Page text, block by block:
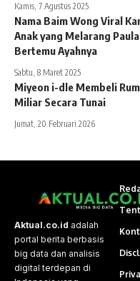
Kamis, 7 Agustus 2025
Nama Baim Wong Viral
Anak yang Melarang
Bertemu Ayahnya
Sabtu, 8 Maret 2025
Miyeon i-dle Membeli
Miliar Secara Tunai
Jumat, 20 Februari 2026
Aktual.co.id adalah
portal berita berbasis
big data dan analisis
digital terdepan di